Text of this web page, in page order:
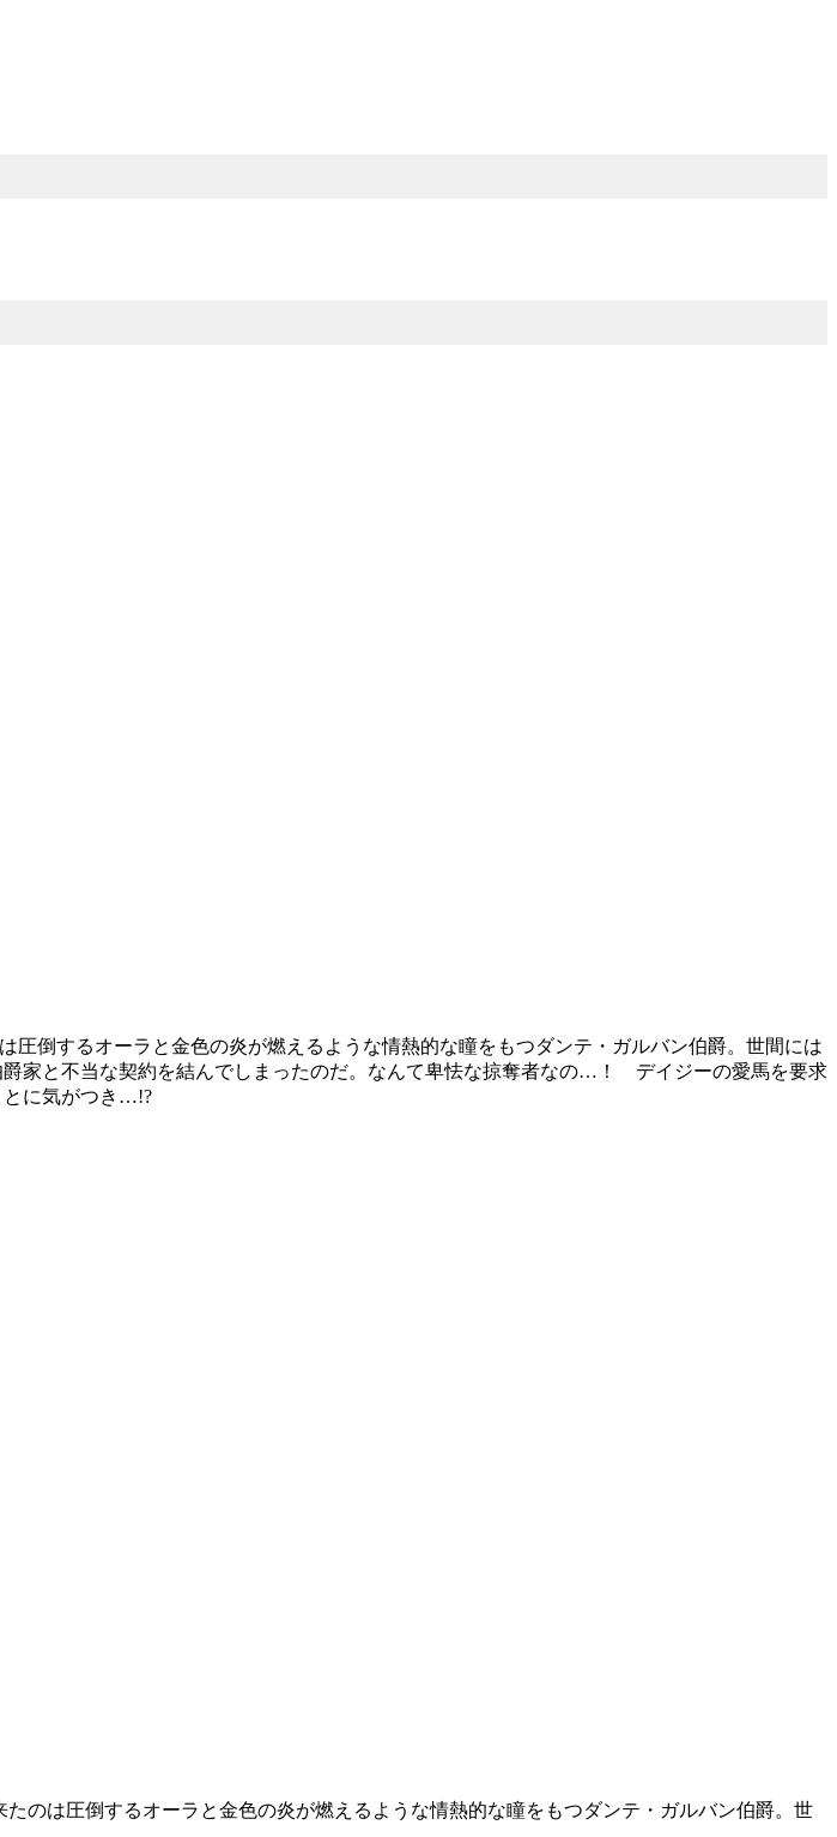
圧倒するオーラと金色の炎が燃えるような情熱的な瞳をもつダンテ・ガルバン伯爵。世間には
家と不当な契約を結んでしまったのだ。なんて卑怯な掠奪者なの…！ デイジーの愛馬を要求
とに気がつき…!?
のは圧倒するオーラと金色の炎が燃えるような情熱的な瞳をもつダンテ・ガルバン伯爵。世